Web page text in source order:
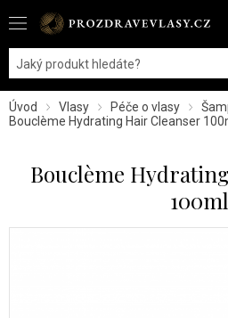
Úvod Vlasy Péče o vlasy
Bouclème Hydrating Hair Cleanser
Bouclème
100ml